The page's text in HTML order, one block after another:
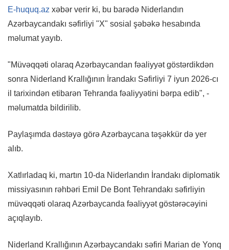
E-huquq.az xəbər verir ki, bu barədə Niderlandın
Azərbaycandakı səfirliyi "X" sosial şəbəkə hesabında
məlumat yayıb.
"Müvəqqəti olaraq Azərbaycandan fəaliyyət göstərdikdən
sonra Niderland Krallığının İrandakı Səfirliyi 7 iyun 2026-cı
il tarixindən etibarən Tehranda fəaliyyətini bərpa edib", -
məlumatda bildirilib.
Paylaşımda dəstəyə görə Azərbaycana təşəkkür də yer
alıb.
Xatlırladaq ki, martın 10-da Niderlandın İrandakı diplomatik
missiyasının rəhbəri Emil De Bont Tehrandakı səfirliyin
müvəqqəti olaraq Azərbaycanda fəaliyyət göstərəcəyini
açıqlayıb.
Niderland Krallığının Azərbaycandakı səfiri Marian de Yonq